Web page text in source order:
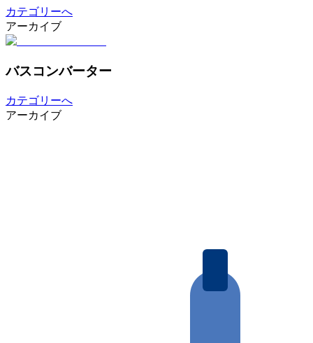
カテゴリーへ
アーカイブ
バスコンバーター
カテゴリーへ
アーカイブ